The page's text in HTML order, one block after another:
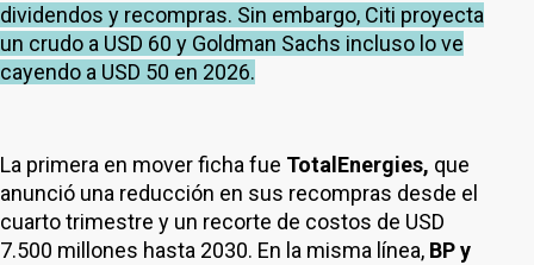
dividendos y recompras. Sin embargo, Citi proyecta
un crudo a USD 60 y Goldman Sachs incluso lo ve
cayendo a USD 50 en 2026.
La primera en mover ficha fue TotalEnergies, que
anunció una reducción en sus recompras desde el
cuarto trimestre y un recorte de costos de USD
7.500 millones hasta 2030. En la misma línea, BP y